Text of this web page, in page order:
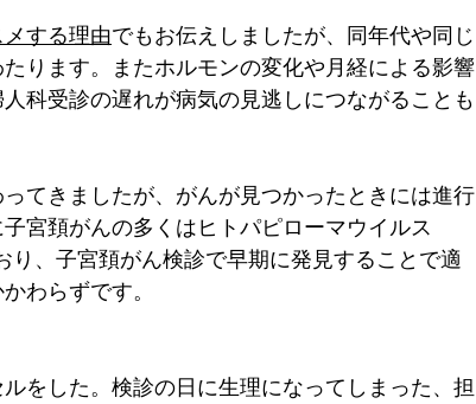
する理由でもお伝えしましたが、同年代や同じ
ります。またホルモンの変化や月経による影響
科受診の遅れが病気の見逃しにつながることも
てきましたが、がんが見つかったときには進行
宮頚がんの多くはヒトパピローマウイルス
り、子宮頚がん検診で早期に発見することで適
わらずです。
をした。検診の日に生理になってしまった、担